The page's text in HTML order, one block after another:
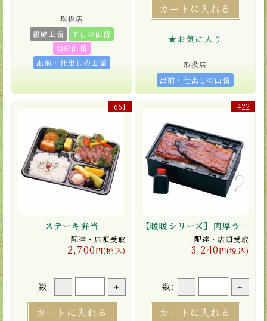
取扱店
銀鱗山留
すしの山留
旬彩山留
出前・仕出しの山留
カートに入れる
★お気に入り
取扱店
出前・仕出しの山留
661
ステーキ弁当
配達・店頭受取
2,700円(税込)
数: - +
カートに入れる
422
【暖暖シリーズ】肉厚うな重【ひもを引けば10分間でポカポカ！】
配達・店頭受取
3,240円(税込)
数: - +
カートに入れる